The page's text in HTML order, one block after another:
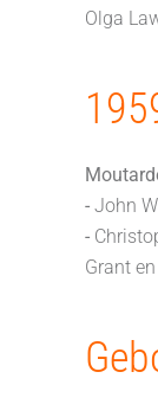
Olga
- John
-
Grant